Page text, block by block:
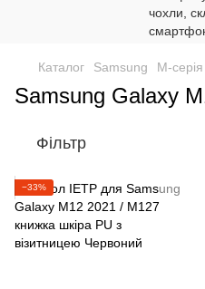
Каталог Samsung M-серія
Samsung Galaxy
Фільтр
−33%